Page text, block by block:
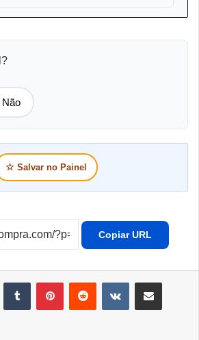
Não
☆ Salvar no Painel
Copiar URL
Tumblr PinterestReddit VK Compartilhar por e-mail